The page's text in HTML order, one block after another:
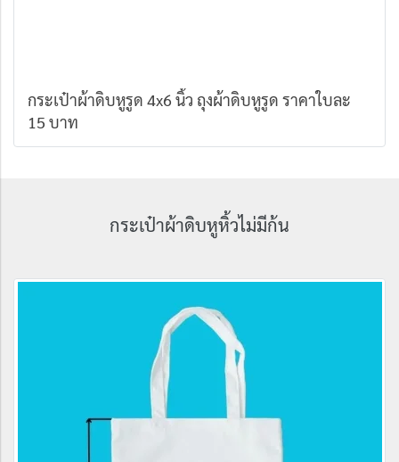
กระเป๋าผ้าดิบหูรูด 4x6 นิ้ว ถุงผ้าดิบหูรูด ราคาใบละ
15 บาท
กระเป๋าผ้าดิบหูหิ้วไม่มีก้น